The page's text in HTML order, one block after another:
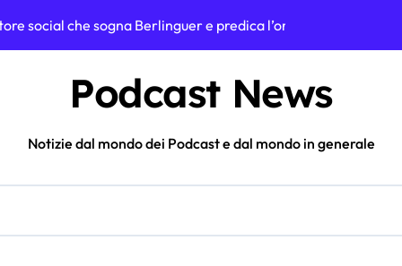
social che sogna Berlinguer e predica l’ordinarietà
500 sigarette elettroniche usa e getta: il test che apre una
icona social e volto “sexy” che ha rivoluzionato lo skate
Podcast News
Notizie dal mondo dei Podcast e dal mondo in generale